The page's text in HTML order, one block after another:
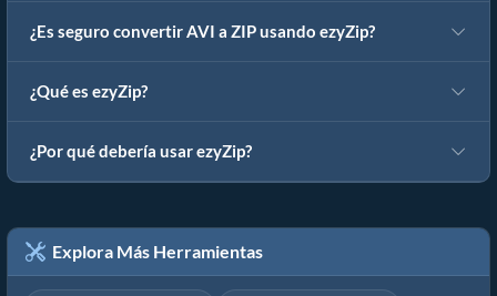
¿Es seguro convertir AVI a ZIP usando ezyZip?
¿Qué es ezyZip?
¿Por qué debería usar ezyZip?
Explora Más Herramientas